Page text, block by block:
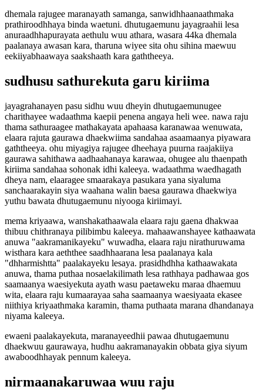
dhemala rajugee maranayath samanga, sanwidhhaanaathmaka
prathiroodhhaya binda waetuni. dhutugaemunu jayagraahii lesa
anuraadhhapurayata aethulu wuu athara, wasara 44ka dhemala
paalanaya awasan kara, tharuna wiyee sita ohu sihina maewuu
eekiiyabhaawaya saakshaath kara gaththeeya.
sudhusu sathurekuta garu kiriima
jayagrahanayen pasu sidhu wuu dheyin dhutugaemunugee
charithayee wadaathma kaepii penena angaya heli wee. nawa raju
thama sathuraagee mathakayata apahaasa karanawaa wenuwata,
elaara rajuta gaurawa dhaekwiima sandahaa asaamaanya piyawara
gaththeeya. ohu miyagiya rajugee dheehaya puurna raajakiiya
gaurawa sahithawa aadhaahanaya karawaa, ohugee alu thaenpath
kiriima sandahaa sohonak idhi kaleeya. wadaathma waedhagath
dheya nam, elaaragee smaarakaya pasukara yana siyaluma
sanchaarakayin siya waahana walin baesa gaurawa dhaekwiya
yuthu bawata dhutugaemunu niyooga kiriimayi.
mema kriyaawa, wanshakathaawala elaara raju gaena dhakwaa
thibuu chithranaya pilibimbu kaleeya. mahaawanshayee kathaawata
anuwa "aakramanikayeku" wuwadha, elaara raju nirathuruwama
wisthara kara aeththee saadhhaarana lesa paalanaya kala
"dhharmishtta" paalakayeku lesaya. prasidhdhha kathaawakata
anuwa, thama puthaa nosaelakilimath lesa rathhaya padhawaa gos
saamaanya waesiyekuta ayath wasu paetaweku maraa dhaemuu
wita, elaara raju kumaarayaa saha saamaanya waesiyaata ekasee
niithiya kriyaathmaka karamin, thama puthaata marana dhandanaya
niyama kaleeya.
ewaeni paalakayekuta, maranayeedhii pawaa dhutugaemunu
dhaekwuu gaurawaya, hudhu aakramanayakin obbata giya siyum
awaboodhhayak pennum kaleeya.
nirmaanakaruwaa wuu raju